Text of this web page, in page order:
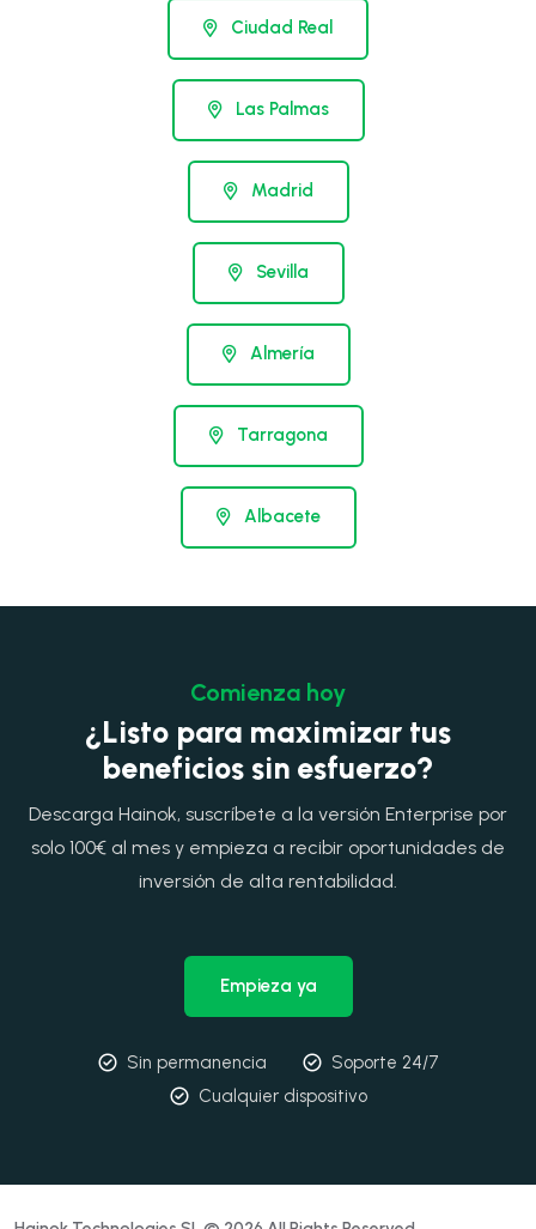
Ciudad Real
Las Palmas
Madrid
Sevilla
Almería
Tarragona
Albacete
Comienza hoy
¿Listo para maximizar tus
beneficios sin esfuerzo?
Descarga Hainok, suscríbete a la versión Enterprise por
solo 100€ al mes y empieza a recibir oportunidades de
inversión de alta rentabilidad.
Empieza ya
Sin permanencia
Soporte 24/7
Cualquier dispositivo